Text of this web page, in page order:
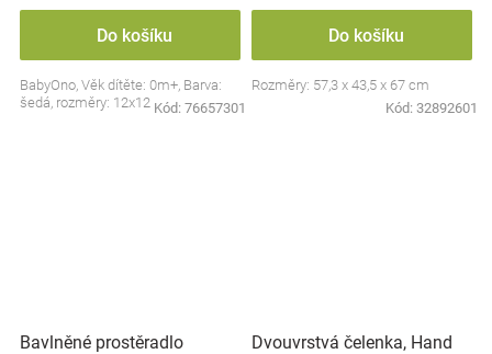
Do košíku
BabyOno, Věk dítěte: 0m+, Barva:
šedá, rozměry: 12x12 cm.
Kód: 76657301
Do košíku
Rozměry: 57,3 x 43,5 x 67 cm
Kód: 32892601
Bavlněné prostěradlo
Dvouvrstvá čelenka, Hand